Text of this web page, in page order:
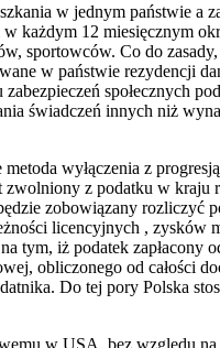
w jednym państwie a
każdym 12 miesięcznym
sportowców. Co do
w państwie rezydencji
społecznych
świadczeń innych niż
wyłączenia z
z podatku w kraju
zobowiązany rozliczyć
licencyjnych , zysków
tym, iż podatek zapłacony
obliczonego od całości
Do tej pory Polska
w USA, bez względu